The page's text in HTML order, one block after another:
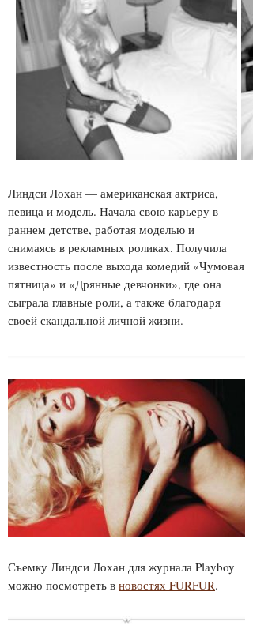
Линдси Лохан — американская актриса,
певица и модель. Начала свою карьеру в
раннем детстве, работая моделью и
снимаясь в рекламных роликах. Получила
известность после выхода комедий «Чумовая
пятница» и «Дрянные девчонки», где она
сыграла главные роли, а также благодаря
своей скандальной личной жизни.
Съемку Линдси Лохан для журнала Playboy
можно посмотреть в новостях FURFUR.